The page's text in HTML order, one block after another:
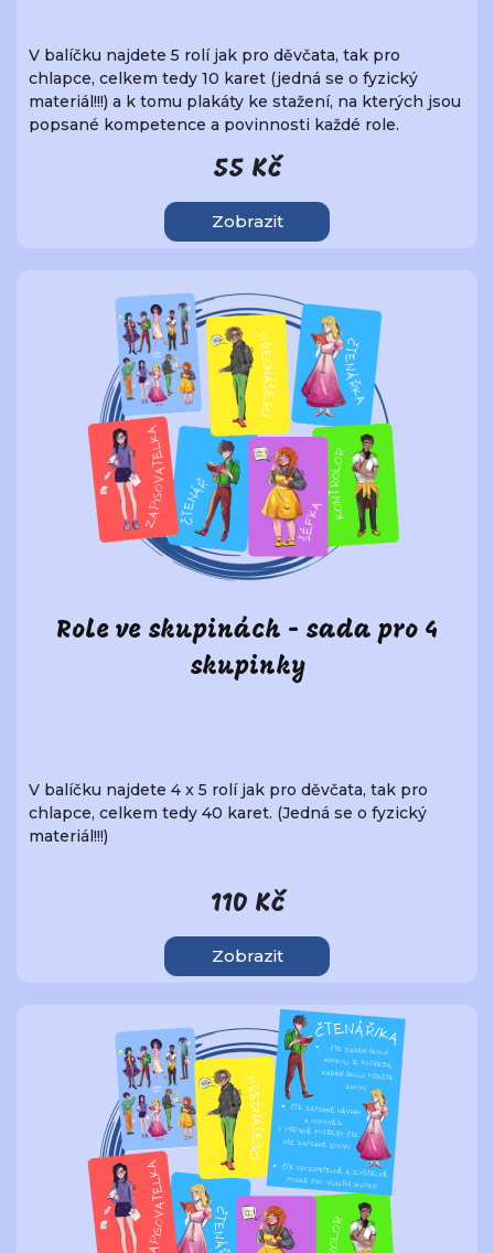
V balíčku najdete 5 rolí jak pro děvčata, tak pro
chlapce, celkem tedy 10 karet (jedná se o fyzický
materiál!!!) a k tomu plakáty ke stažení, na kterých jsou
popsané kompetence a povinnosti každé role.
55 Kč
Zobrazit
Role ve skupinách - sada pro 4
skupinky
V balíčku najdete 4 x 5 rolí jak pro děvčata, tak pro
chlapce, celkem tedy 40 karet. (Jedná se o fyzický
materiál!!!)
110 Kč
Zobrazit